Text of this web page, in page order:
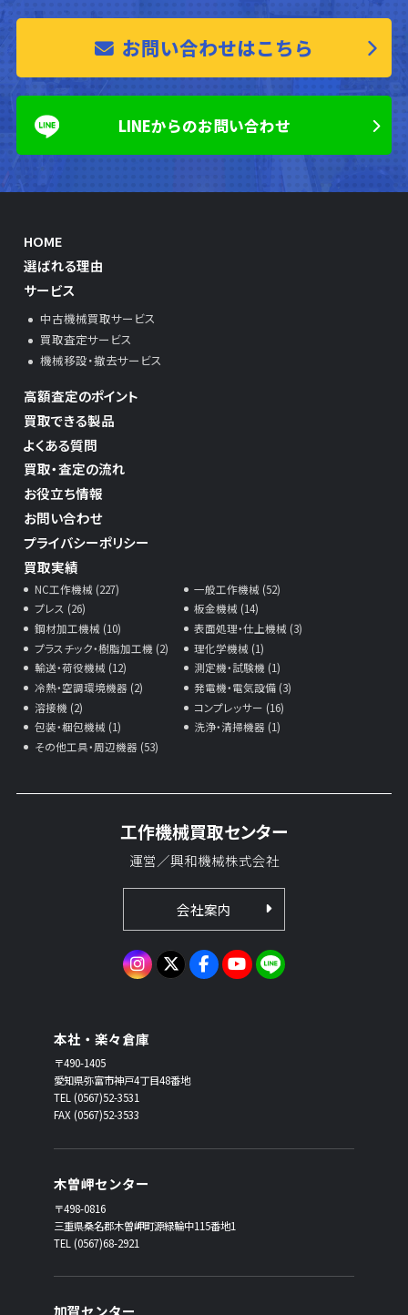
お問い合わせはこちら
LINEからのお問い合わせ
HOME
選ばれる理由
サービス
中古機械買取サービス
買取査定サービス
機械移設・撤去サービス
高額査定のポイント
買取できる製品
よくある質問
買取・査定の流れ
お役立ち情報
お問い合わせ
プライバシーポリシー
買取実績
NC工作機械 (227)
一般工作機械 (52)
プレス (26)
板金機械 (14)
鋼材加工機械 (10)
表面処理・仕上機械 (3)
プラスチック・樹脂加工機 (2)
理化学機械 (1)
輸送・荷役機械 (12)
測定機・試験機 (1)
冷熱・空調環境機器 (2)
発電機・電気設備 (3)
溶接機 (2)
コンプレッサー (16)
包装・梱包機械 (1)
洗浄・清掃機器 (1)
その他工具・周辺機器 (53)
工作機械買取センター
運営／興和機械株式会社
会社案内
本社・楽々倉庫
〒490-1405
愛知県弥富市神戸4丁目48番地
TEL (0567)52-3531
FAX (0567)52-3533
木曽岬センター
〒498-0816
三重県桑名郡木曽岬町源緑輪中115番地1
TEL (0567)68-2921